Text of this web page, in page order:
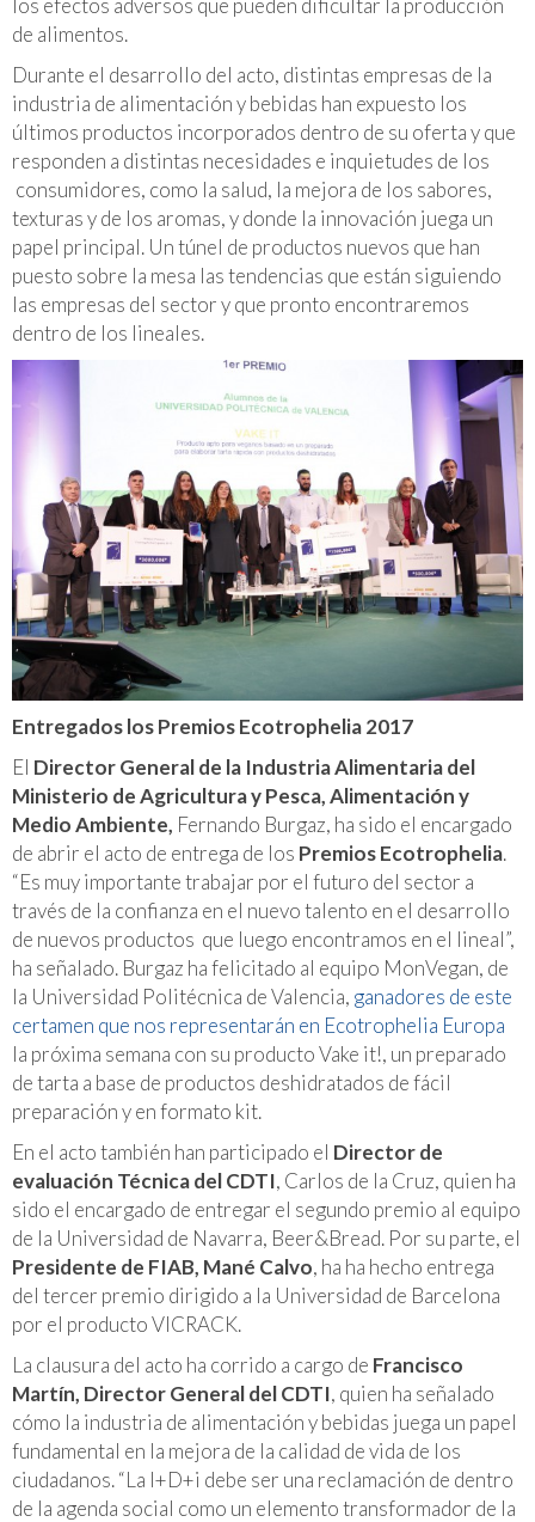
de alimentos.
Durante el desarrollo del acto, distintas empresas de la
industria de alimentación y bebidas han expuesto los
últimos productos incorporados dentro de su oferta y que
responden a distintas necesidades e inquietudes de los
consumidores, como la salud, la mejora de los sabores,
texturas y de los aromas, y donde la innovación juega un
papel principal. Un túnel de productos nuevos que han
puesto sobre la mesa las tendencias que están siguiendo
las empresas del sector y que pronto encontraremos
dentro de los lineales.
Entregados los Premios Ecotrophelia 2017
El Director General de la Industria Alimentaria del
Ministerio de Agricultura y Pesca, Alimentación y
Medio Ambiente, Fernando Burgaz, ha sido el encargado
de abrir el acto de entrega de los Premios Ecotrophelia.
“Es muy importante trabajar por el futuro del sector a
través de la confianza en el nuevo talento en el desarrollo
de nuevos productos que luego encontramos en el lineal”,
ha señalado. Burgaz ha felicitado al equipo MonVegan, de
la Universidad Politécnica de Valencia, ganadores de este
certamen que nos representarán en Ecotrophelia Europa
la próxima semana con su productoVake it!, un preparado
de tarta a base de productos deshidratados de fácil
preparación y en formato kit.
En el acto también han participado el Director de
evaluación Técnica del CDTI, Carlos de la Cruz, quien ha
sido el encargado de entregar el segundo premio al equipo
de la Universidad de Navarra, Beer&Bread. Por su parte, el
Presidente de FIAB, Mané Calvo, ha ha hecho entrega
del tercer premio dirigido a la Universidad de Barcelona
por el producto VICRACK.
La clausura del acto ha corrido a cargo de Francisco
Martín, Director General del CDTI, quien ha señalado
cómo la industria de alimentación y bebidas juega un papel
fundamental en la mejora de la calidad de vida de los
ciudadanos.“La I+D+i debe ser una reclamación de dentro
de la agenda social como un elemento transformador de la